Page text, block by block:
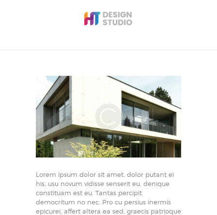
About
Projects
Contact Us
Lorem ipsum dolor sit amet, dolor putant ei
his, usu novum vidisse senserit eu, denique
constituam est eu. Tantas percipit
democritum no nec. Pro cu persius inermis
epicurei, affert altera ea sed, graecis patrioque